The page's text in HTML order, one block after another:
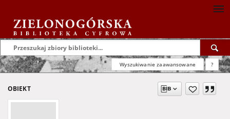
Wyszukiwanie zaawansowane ?
OBIEKT